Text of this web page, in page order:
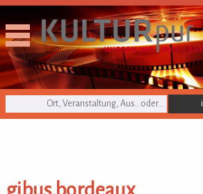
KULTURpur Suche